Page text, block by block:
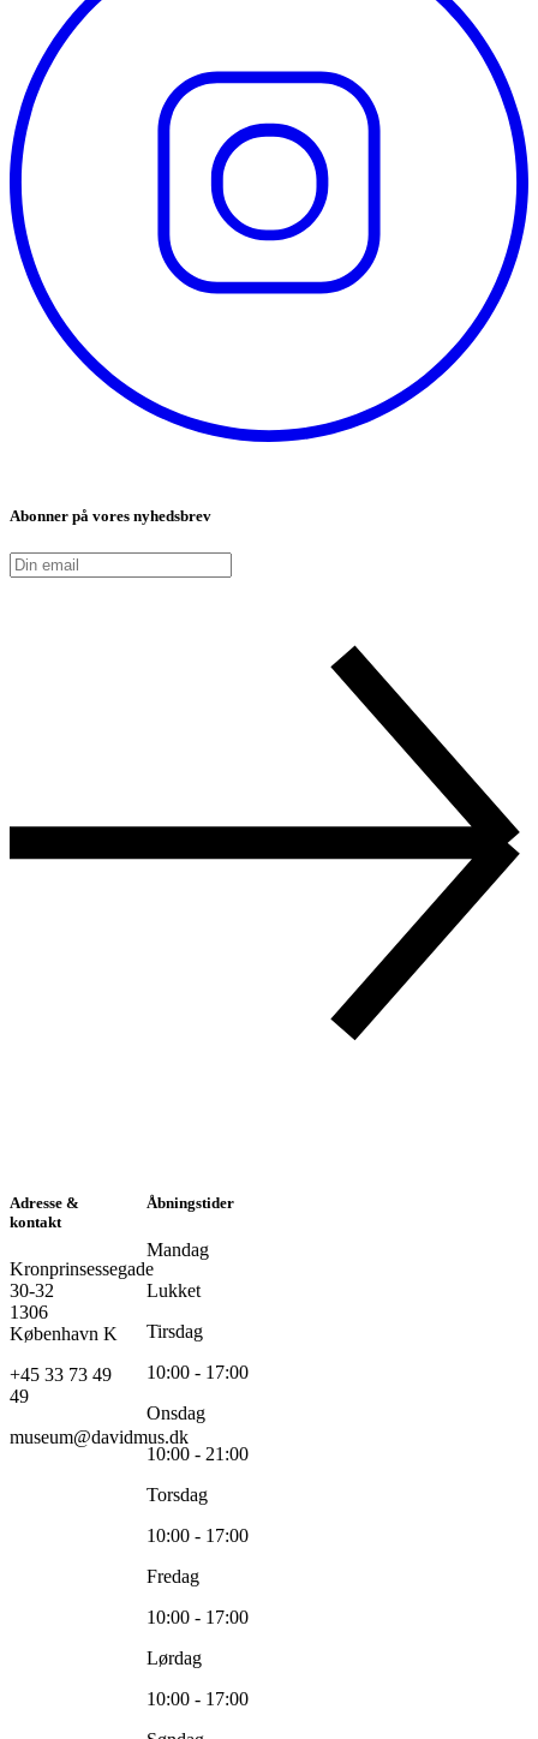
Abonner på vores nyhedsbrev
Adresse &
kontakt
Kronprinsessegade
30-32
1306
København K
+45 33 73 49
49
museum@davidmus.dk
Åbningstider
Mandag
Lukket
Tirsdag
10:00 - 17:00
Onsdag
10:00 - 21:00
Torsdag
10:00 - 17:00
Fredag
10:00 - 17:00
Lørdag
10:00 - 17:00